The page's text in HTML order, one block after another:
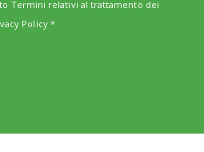
Termini relativi al trattamento dei
Policy*